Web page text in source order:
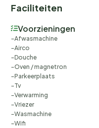
Faciliteiten
Voorzieningen
Afwasmachine
Airco
Douche
Oven / magnetron
Parkeerplaats
Tv
Verwarming
Vriezer
Wasmachine
Wifi